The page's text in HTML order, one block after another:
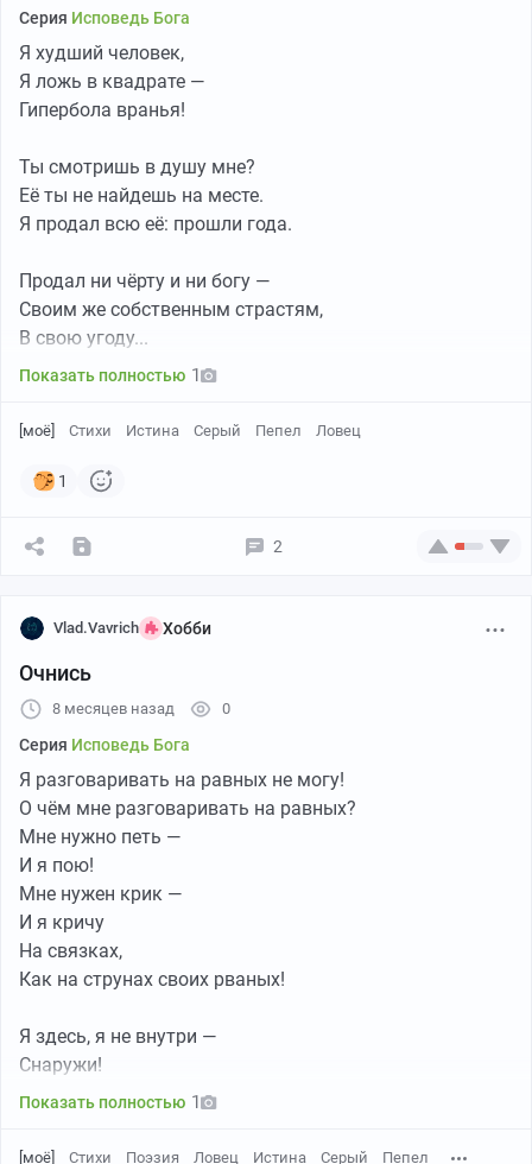
Серия Исповедь Бога
Я худший человек,
Я ложь в квадрате —
Гипербола вранья!
Ты смотришь в душу мне?
Её ты не найдешь на месте.
Я продал всю её: прошли года.
Продал ни чёрту и ни богу —
Своим же собственным страстям,
В свою угоду...
Показать полностью 1
[моё] Стихи Истина Серый Пепел Ловец
1
2
Vlad.Vavrich Хобби
Очнись
8 месяцев назад 0
Серия Исповедь Бога
Я разговаривать на равных не могу!
О чём мне разговаривать на равных?
Мне нужно петь —
И я пою!
Мне нужен крик —
И я кричу
На связках,
Как на струнах своих рваных!
Я здесь, я не внутри —
Снаружи!
Очнись!
Показать полностью 1
[моё] Стихи Поэзия Ловец Истина Серый Пепел